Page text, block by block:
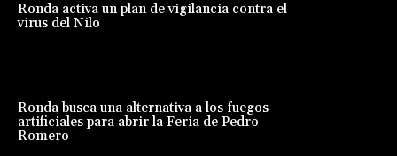
Ronda activa un plan de vigilancia contra el
virus del Nilo
Ronda busca una alternativa a los fuegos
artificiales para abrir la Feria de Pedro
Romero